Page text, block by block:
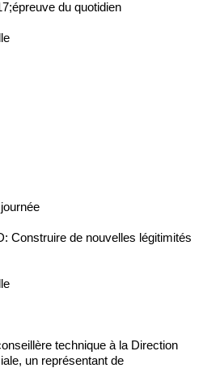
du quotidien
Construire de nouvelles légitimités
technique à la Direction
un représentant de